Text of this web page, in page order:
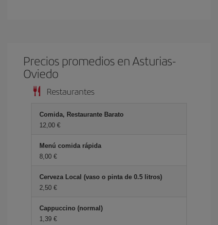
Precios promedios en Asturias-
Oviedo
Restaurantes
Comida, Restaurante Barato
12,00 €
Menú comida rápida
8,00 €
Cerveza Local (vaso o pinta de 0.5 litros)
2,50 €
Cappuccino (normal)
1,39 €